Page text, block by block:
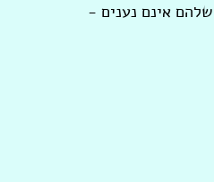
שלהם אינם נענים -